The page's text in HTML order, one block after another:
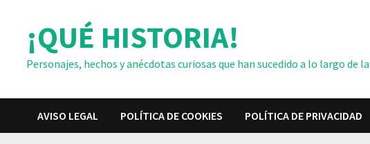
contenido¡QUÉ HISTORIA!
Personajes, hechos y anécdotas curiosas que han sucedido a lo largo
AVISO LEGAL POLÍTICA DE COOKIES POLÍTICA DE PRIVACIDAD